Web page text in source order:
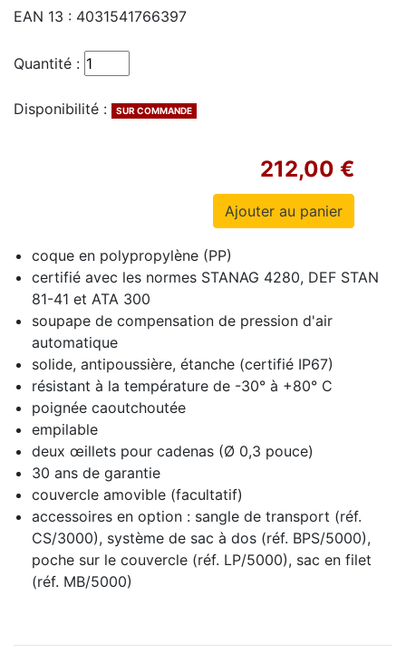
EAN 13 : 4031541766397
Quantité :
Disponibilité : SUR COMMANDE
212,00 €
coque en polypropylène (PP)
certifié avec les normes STANAG 4280, DEF STAN
81-41 et ATA 300
soupape de compensation de pression d'air
automatique
solide, antipoussière, étanche (certifié IP67)
résistant à la température de -30° à +80° C
poignée caoutchoutée
empilable
deux œillets pour cadenas (Ø 0,3 pouce)
30 ans de garantie
couvercle amovible (facultatif)
accessoires en option : sangle de transport (réf.
CS/3000), système de sac à dos (réf. BPS/5000),
poche sur le couvercle (réf. LP/5000), sac en filet
(réf. MB/5000)